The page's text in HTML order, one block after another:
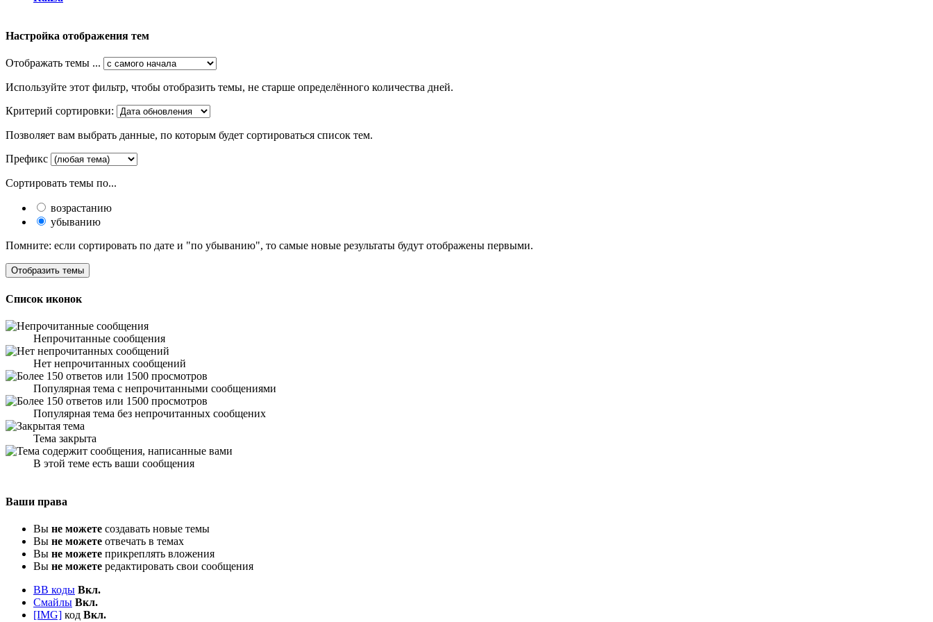
Настройка отображения тем
Отображать темы ...
Используйте этот фильтр, чтобы отобразить темы, не старше определённого количества дней.
Критерий сортировки:
Позволяет вам выбрать данные, по которым будет сортироваться список тем.
Префикс
Сортировать темы по...
возрастанию
убыванию
Помните: если сортировать по дате и "по убыванию", то самые новые результаты будут отображены первыми.
Список иконок
Непрочитанные сообщения
Нет непрочитанных сообщений
Популярная тема с непрочитанными сообщениями
Популярная тема без непрочитанных сообщених
Тема закрыта
В этой теме есть ваши сообщения
Ваши права
Вы не можете создавать новые темы
Вы не можете отвечать в темах
Вы не можете прикреплять вложения
Вы не можете редактировать свои сообщения
BB коды Вкл.
Смайлы Вкл.
[IMG] код Вкл.